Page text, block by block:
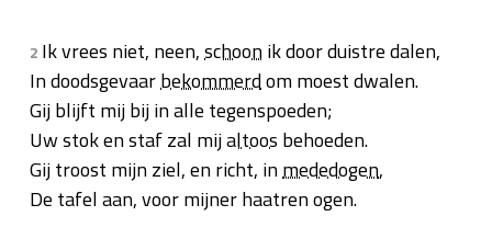
2 Ik vrees niet, neen,schoonik door duistre dalen,
In doodsgevaarbekommerdom moest dwalen.
Gij blijft mij bij in alle tegenspoeden;
Uw stok en staf zal mijaltoos behoeden.
Gij troost mijn ziel, en richt, inmededogen,
De tafel aan, voor mijner haatren ogen.